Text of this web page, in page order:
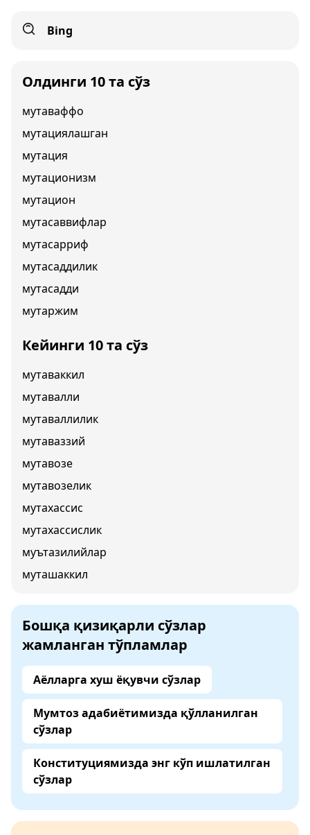
Bing
Олдинги 10 та сўз
мутаваффо
мутациялашган
мутация
мутационизм
мутацион
мутасаввифлар
мутасарриф
мутасаддилик
мутасадди
мутаржим
Кейинги 10 та сўз
мутаваккил
мутавалли
мутаваллилик
мутаваззий
мутавозе
мутавозелик
мутахассис
мутахассислик
муътазилийлар
муташаккил
Бошқа қизиқарли сўзлар
жамланган тўпламлар
Аёлларга хуш ёқувчи сўзлар
Мумтоз адабиётимизда қўлланилган
сўзлар
Конституциямизда энг кўп ишлатилган
сўзлар